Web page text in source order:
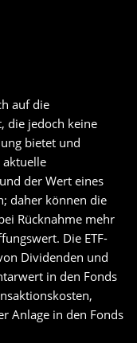
auf die
die jedoch keine
bietet und
aktuelle
der Wert eines
daher können die
Rücknahme mehr
Die ETF-
Dividenden und
in den Fonds
Anlage in den Fonds